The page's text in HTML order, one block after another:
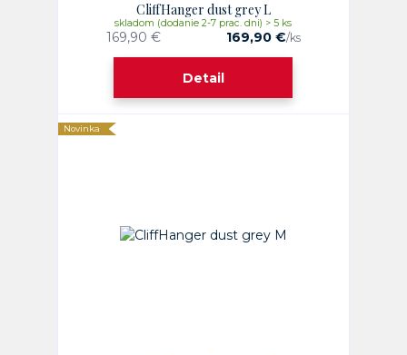
CliffHanger dust grey L
169,90 € 169,90 €/ks
skladom (dodanie 2-7 prac. dni) > 5 ks
Detail
Novinka